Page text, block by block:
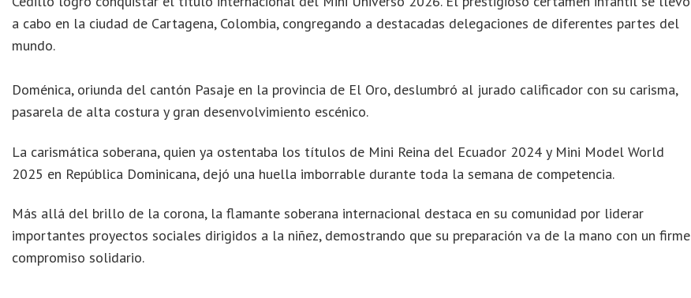
a cabo en la ciudad de Cartagena, Colombia, congregando a destacadas delegaciones de diferentes partes del
mundo.
Doménica, oriunda del cantón Pasaje en la provincia de El Oro, deslumbró al jurado calificador con su carisma,
pasarela de alta costura y gran desenvolvimiento escénico.
La carismática soberana, quien ya ostentaba los títulos de Mini Reina del Ecuador 2024 y Mini Model World
2025 en República Dominicana, dejó una huella imborrable durante toda la semana de competencia.
Más allá del brillo de la corona, la flamante soberana internacional destaca en su comunidad por liderar
importantes proyectos sociales dirigidos a la niñez, demostrando que su preparación va de la mano con un firme
compromiso solidario.